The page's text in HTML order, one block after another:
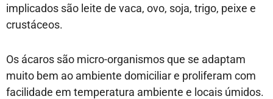
implicados são leite de vaca, ovo, soja, trigo, peixe e
crustáceos.
Os ácaros são micro-organismos que se adaptam
muito bem ao ambiente domiciliar e proliferam com
facilidade em temperatura ambiente e locais úmidos.